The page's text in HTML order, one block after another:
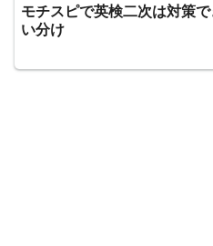
モチスピで英検二次は対策
い分け